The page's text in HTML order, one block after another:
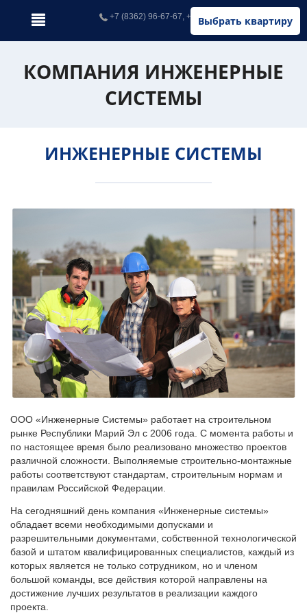
Выбрать квартиру
+7 (8362) 96-67-67, +7 (902) 326-67-67
КОМПАНИЯ ИНЖЕНЕРНЫЕ
СИСТЕМЫ
ИНЖЕНЕРНЫЕ СИСТЕМЫ
ООО «Инженерные Системы» работает на строительном
рынке Республики Марий Эл с 2006 года. С момента работы и
по настоящее время было реализовано множество проектов
различной сложности. Выполняемые строительно-монтажные
работы соответствуют стандартам, строительным нормам и
правилам Российской Федерации.
На сегодняшний день компания «Инженерные системы»
обладает всеми необходимыми допусками и
разрешительными документами, собственной технологической
базой и штатом квалифицированных специалистов, каждый из
которых является не только сотрудником, но и членом
большой команды, все действия которой направлены на
достижение лучших результатов в реализации каждого
проекта.